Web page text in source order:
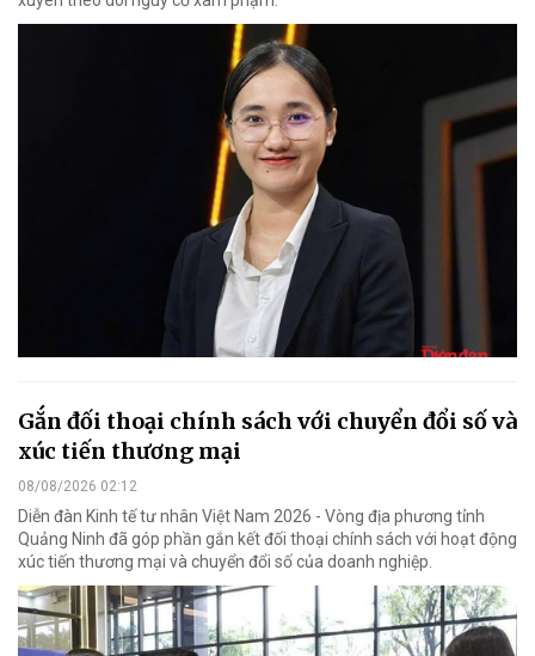
Gắn đối thoại chính sách với chuyển đổi số và
xúc tiến thương mại
08/08/2026 02:12
Diễn đàn Kinh tế tư nhân Việt Nam 2026 - Vòng địa phương tỉnh
Quảng Ninh đã góp phần gắn kết đối thoại chính sách với hoạt động
xúc tiến thương mại và chuyển đổi số của doanh nghiệp.